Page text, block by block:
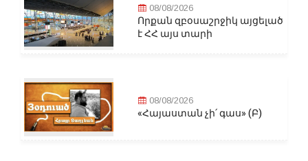
08/08/2026
Որքան զբօսաշրջիկ այցելած
է ՀՀ այս տարի
08/08/2026
«Հայաստան չի՛ գաս» (Բ)